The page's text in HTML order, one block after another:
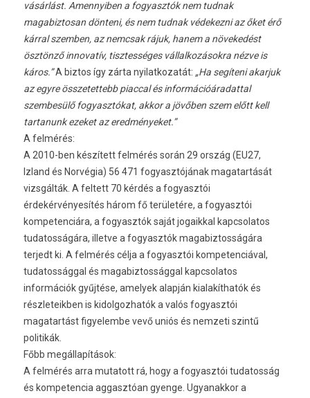
vásárlást. Amennyiben a fogyasztók nem tudnak
magabiztosan dönteni, és nem tudnak védekezni az őket érő
kárral szemben, az nemcsak rájuk, hanem a növekedést
ösztönző innovatív, tisztességes vállalkozásokra nézve is
káros.”A biztos így zárta nyilatkozatát: „Ha segíteni akarjuk
az egyre összetettebb piaccal és információáradattal
szembesülő fogyasztókat, akkor a jövőben szem előtt kell
tartanunk ezeket az eredményeket.”
A felmérés:
A 2010-ben készített felmérés során 29 ország (EU27,
Izland és Norvégia) 56 471 fogyasztójának magatartását
vizsgálták. A feltett 70 kérdés a fogyasztói
érdekérvényesítés három fő területére, a fogyasztói
kompetenciára, a fogyasztók saját jogaikkal kapcsolatos
tudatosságára, illetve a fogyasztók magabiztosságára
terjedt ki. A felmérés célja a fogyasztói kompetenciával,
tudatossággal és magabiztossággal kapcsolatos
információk gyűjtése, amelyek alapján kialakíthatók és
részleteikben is kidolgozhatók a valós fogyasztói
magatartást figyelembe vevő uniós és nemzeti szintű
politikák.
Főbb megállapítások:
A felmérés arra mutatott rá, hogy a fogyasztói tudatosság
és kompetencia aggasztóan gyenge. Ugyanakkor a